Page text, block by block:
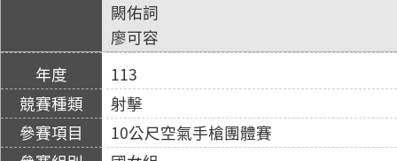
闕佑詞
廖可容
113
射擊
10公尺空氣手槍團體賽